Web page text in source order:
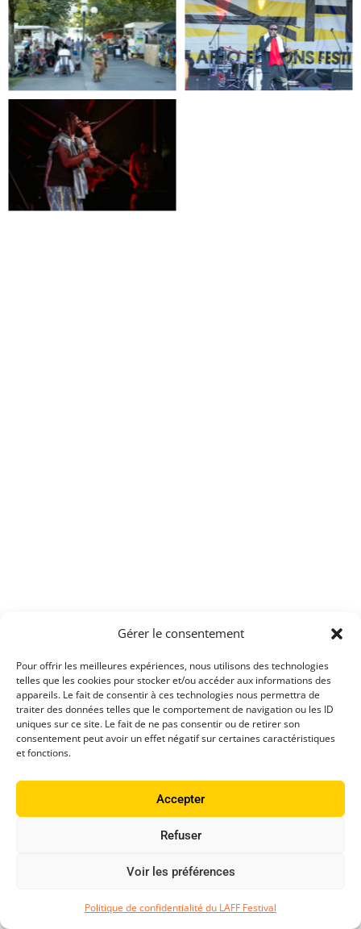
Gérer le consentement
Pour offrir les meilleures expériences, nous utilisons des technologies
telles que les cookies pour stocker et/ou accéder aux informations des
appareils. Le fait de consentir à ces technologies nous permettra de
traiter des données telles que le comportement de navigation ou les ID
uniques sur ce site. Le fait de ne pas consentir ou de retirer son
consentement peut avoir un effet négatif sur certaines caractéristiques
et fonctions.
Accepter
Refuser
Voir les préférences
Politique de confidentialité du LAFF Festival